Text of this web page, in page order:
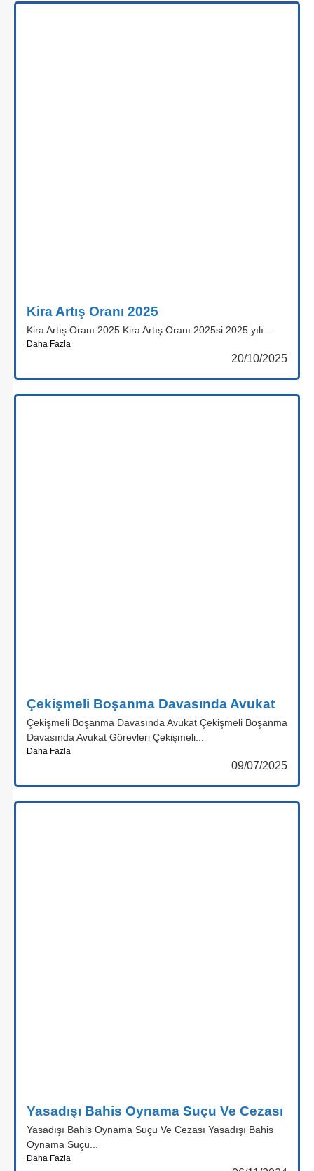
Kira Artış Oranı 2025
Kira Artış Oranı 2025 Kira Artış Oranı 2025si 2025 yılı...
Daha Fazla
20/10/2025
Çekişmeli Boşanma Davasında Avukat
Çekişmeli Boşanma Davasında Avukat Çekişmeli Boşanma
Davasında Avukat Görevleri Çekişmeli...
Daha Fazla
09/07/2025
Yasadışı Bahis Oynama Suçu Ve Cezası
Yasadışı Bahis Oynama Suçu Ve Cezası Yasadışı Bahis
Oynama Suçu...
Daha Fazla